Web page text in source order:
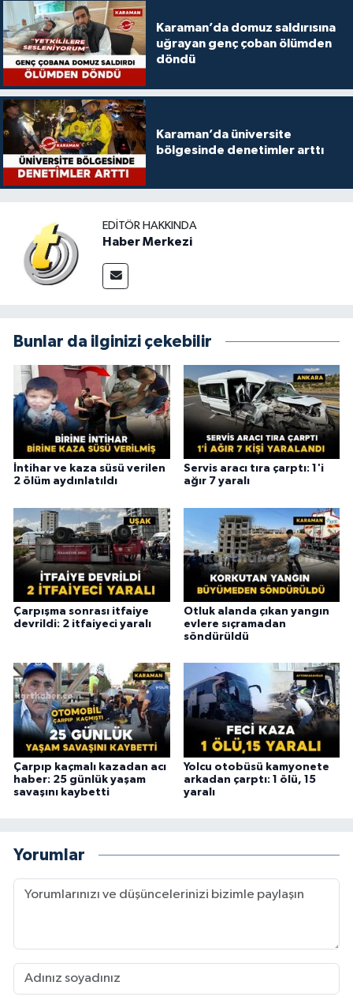
Karaman’da domuz saldırısına
uğrayan genç çoban ölümden
döndü
Karaman’da üniversite
bölgesinde denetimler arttı
EDITÖR HAKKINDA
Haber Merkezi
Bunlar da ilginizi çekebilir
İntihar ve kaza süsü verilen
2 ölüm aydınlatıldı
Servis aracı tıra çarptı: 1'i
ağır 7 yaralı
Çarpışma sonrası itfaiye
devrildi: 2 itfaiyeci yaralı
Otluk alanda çıkan yangın
evlere sıçramadan
söndürüldü
Çarpıp kaçmalı kazadan acı
haber: 25 günlük yaşam
savaşını kaybetti
Yolcu otobüsü kamyonete
arkadan çarptı: 1 ölü, 15
yaralı
Yorumlar